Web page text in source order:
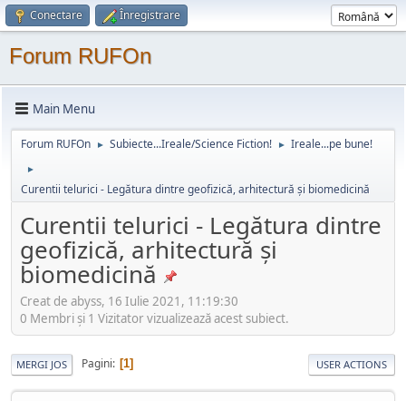
Conectare Înregistrare
Forum RUFOn
Main Menu
Forum RUFOn ► Subiecte...Ireale/Science Fiction! ► Ireale...pe bune!
►
Curentii telurici - Legătura dintre geofizică, arhitectură și biomedicină
Curentii telurici - Legătura dintre
geofizică, arhitectură și
biomedicină
Creat de abyss, 16 Iulie 2021, 11:19:30
0 Membri şi 1 Vizitator vizualizează acest subiect.
MERGI JOS Pagini 1 USER ACTIONS